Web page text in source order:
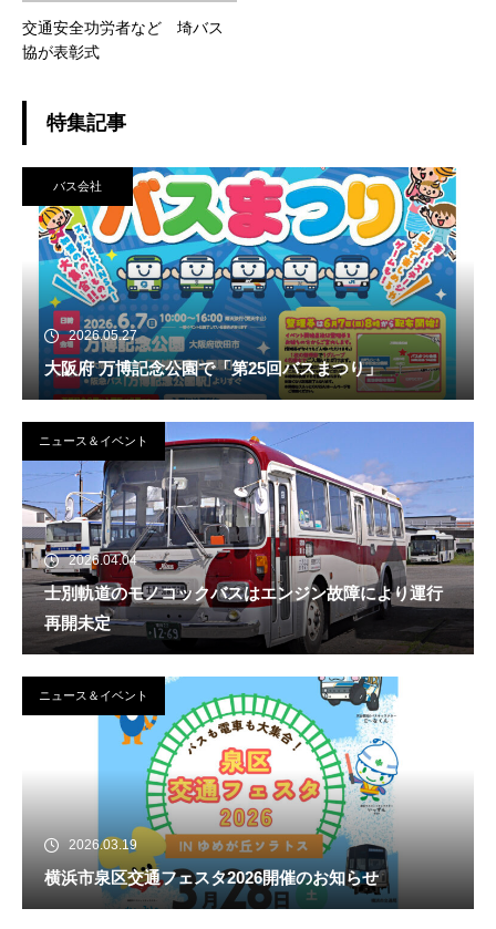
交通安全功労者など 埼バス
協が表彰式
特集記事
バス会社
2026.05.27
大阪府 万博記念公園で「第25回バスまつり」
ニュース＆イベント
2026.04.04
士別軌道のモノコックバスはエンジン故障により運行
再開未定
ニュース＆イベント
2026.03.19
横浜市泉区交通フェスタ2026開催のお知らせ